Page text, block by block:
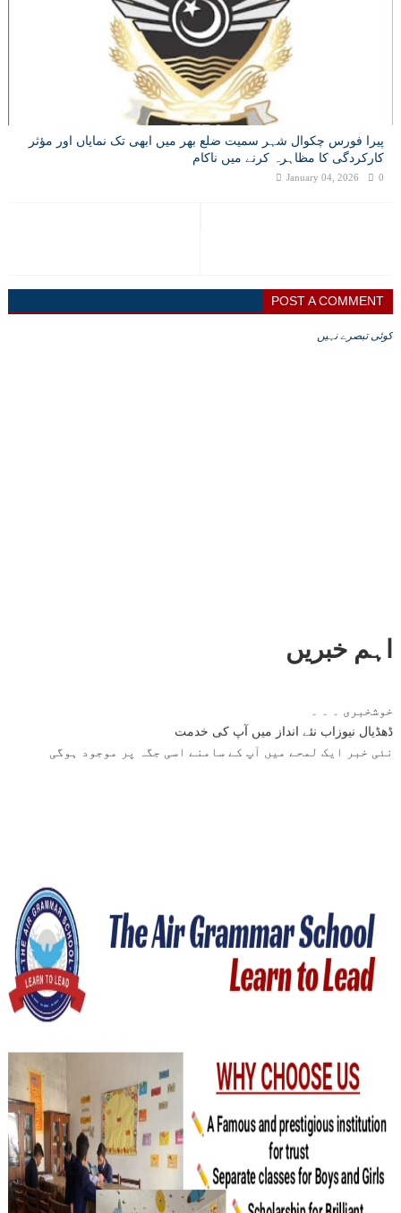
پیرا فورس چکوال شہر سمیت ضلع بھر میں ابھی تک نمایاں اور مؤثر
کارکردگی کا مظاہرہ کرنے میں ناکام
January 04, 2026 0
POST A COMMENT
کوئی تبصرے نہیں
اہم خبریں
ڈھڈیال نیوزاب نئے انداز میں آپ کی خدمت
نئی خبر ایک لمحے میں آپ کے سامنے اسی جگہ پر موجود ہوگی